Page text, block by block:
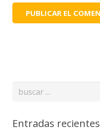
Entradas recientes